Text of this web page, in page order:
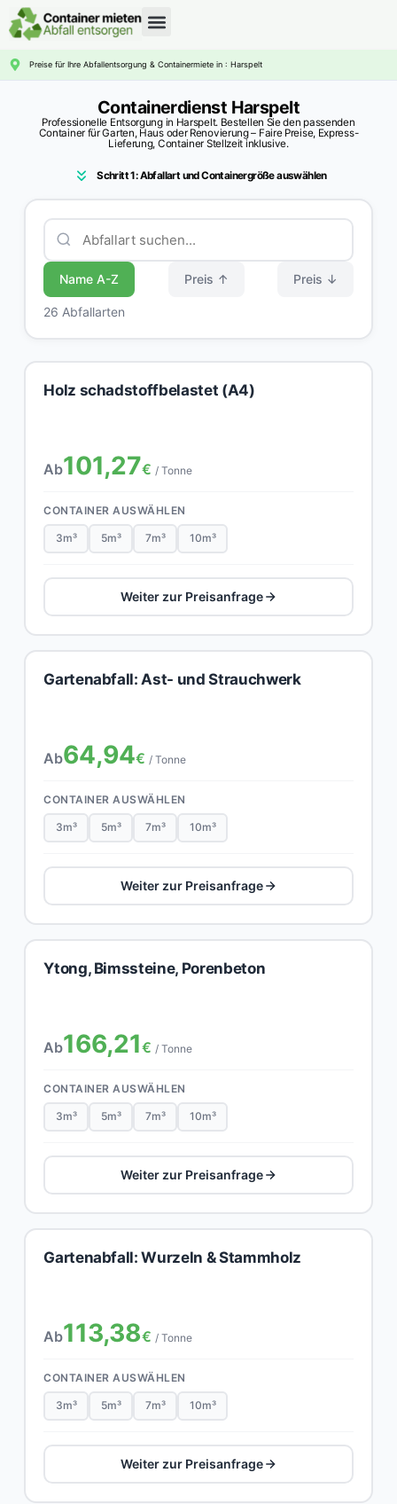
Preise für Ihre Abfallentsorgung & Containermiete in : Harspelt
Containerdienst Harspelt
Professionelle Entsorgung in Harspelt. Bestellen Sie den passenden
Container für Garten, Haus oder Renovierung – Faire Preise, Express-
Lieferung, Container Stellzeit inklusive.
Schritt 1: Abfallart und Containergröße auswählen
Name A-Z Preis ↑ Preis ↓
26 Abfallarten
Holz schadstoffbelastet (A4)
Ab101,27€ / Tonne
CONTAINER AUSWÄHLEN
3m³ 5m³ 7m³ 10m³
Weiter zur Preisanfrage
Gartenabfall: Ast- und Strauchwerk
Ab64,94€ / Tonne
CONTAINER AUSWÄHLEN
3m³ 5m³ 7m³ 10m³
Weiter zur Preisanfrage
Ytong, Bimssteine, Porenbeton
Ab166,21€ / Tonne
CONTAINER AUSWÄHLEN
3m³ 5m³ 7m³ 10m³
Weiter zur Preisanfrage
Gartenabfall: Wurzeln & Stammholz
Ab113,38€ / Tonne
CONTAINER AUSWÄHLEN
3m³ 5m³ 7m³ 10m³
Weiter zur Preisanfrage